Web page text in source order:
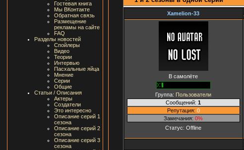
Гостевая книга
Мы ВКонтакте
Обратная связь
Размещение
рекламы на сайте
FAQ
Разделы новостей
Спойлеры
Видео
Теории
Интервью
Пасхальные яйца
Мнение
Серии
Общие
Статьи / Описания
Актеры
Создатели
Это интересно
Описание серий 1
сезона
Описание серий 2
сезона
Описание серий 3
сезона
Xamelion-33
В самолёте
Группа: Пользователи
Сообщений: 1
Репутация: 0
Замечания: 0%
Статус: Offline